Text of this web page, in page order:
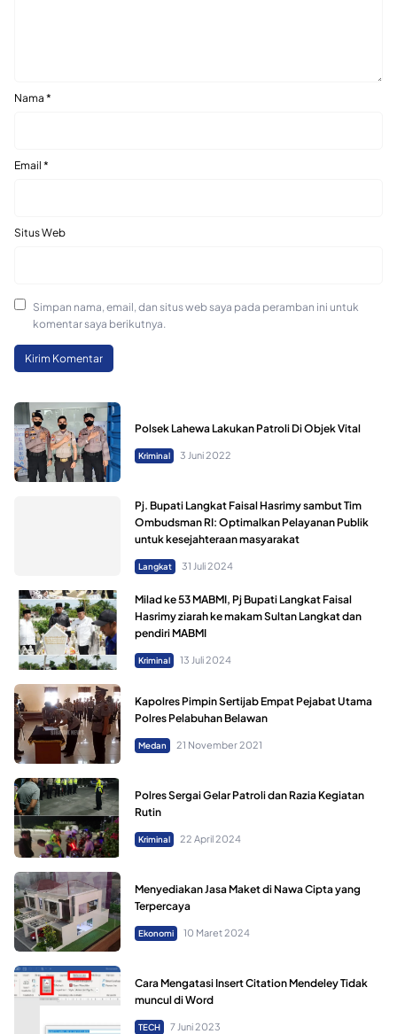
Nama *
Email *
Situs Web
Simpan nama, email, dan situs web saya pada peramban ini untuk
komentar saya berikutnya.
Polsek Lahewa Lakukan Patroli Di Objek Vital
Kriminal 3 Juni 2022
Pj. Bupati Langkat Faisal Hasrimy sambut Tim
Ombudsman RI: Optimalkan Pelayanan Publik
untuk kesejahteraan masyarakat
Langkat 31 Juli 2024
Milad ke 53 MABMI, Pj Bupati Langkat Faisal
Hasrimy ziarah ke makam Sultan Langkat dan
pendiri MABMI
Kriminal 13 Juli 2024
Kapolres Pimpin Sertijab Empat Pejabat Utama
Polres Pelabuhan Belawan
Medan 21 November 2021
Polres Sergai Gelar Patroli dan Razia Kegiatan
Rutin
Kriminal 22 April 2024
Menyediakan Jasa Maket di Nawa Cipta yang
Terpercaya
Ekonomi 10 Maret 2024
Cara Mengatasi Insert Citation Mendeley Tidak
muncul di Word
TECH 7 Juni 2023